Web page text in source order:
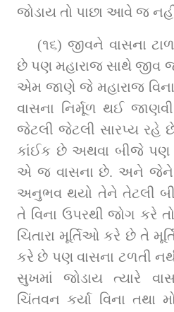
જોડાય તો પાછા આવે જ
(૧૬) જીવને વાસના
છે પણ મહારાજ સાથે જીવ
એમ જાણે જે મહારાજ
વાસના નિર્મૂળ થઈ
જેટલી જેટલી સારપ્ય રહે
કાંઈક છે અથવા બીજે
એ જ વાસના છે. અને જેને
અનુભવ થયો તેને તેટલી
તે વિના ઉપરથી જોગ કરે
ચિતારા મૂર્તિઓ કરે છે તે
કરે છે પણ વાસના ટળતી
સુખમાં જોડાય ત્યારે
ચિંતવન કર્યા વિના તથા